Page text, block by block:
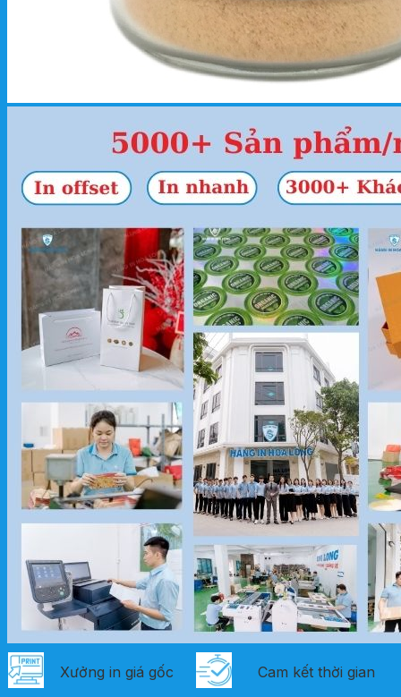
Xưởng in giá gốc Cam kết thời gian